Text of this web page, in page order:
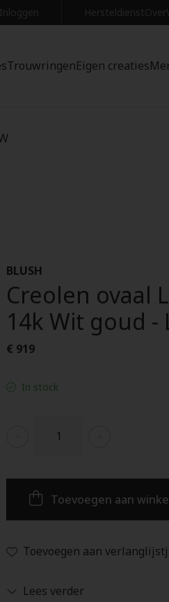
Inloggen HersteldienstOver
TrouwringenEigen creaties
BLUSH
Creolen ovaal
14k Wit goud -
€ 919
In stock
Toevoegen aan
Toevoegen aan
Lees verder